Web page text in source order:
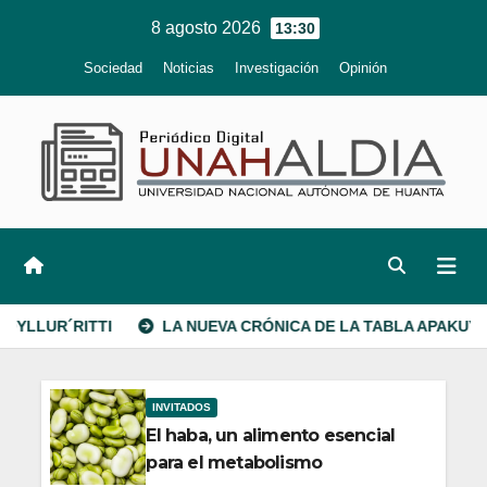
8 agosto 2026 13:30
Sociedad Noticias Investigación Opinión
LA NUEVA CRÓNICA DE LA TABLA APAKUYKUY El ajo,
INVITADOS
El haba, un alimento esencial
para el metabolismo